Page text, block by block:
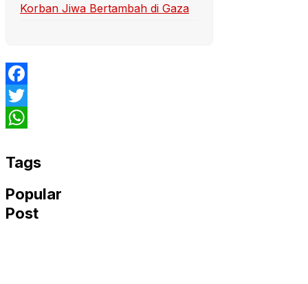
Korban Jiwa Bertambah di Gaza
Facebook
Twitter
Tags
Popular
Post